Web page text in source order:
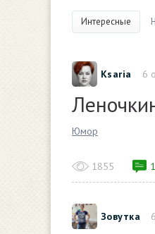
Интересные
Ksaria 6
Юмор
1855
Зовутка